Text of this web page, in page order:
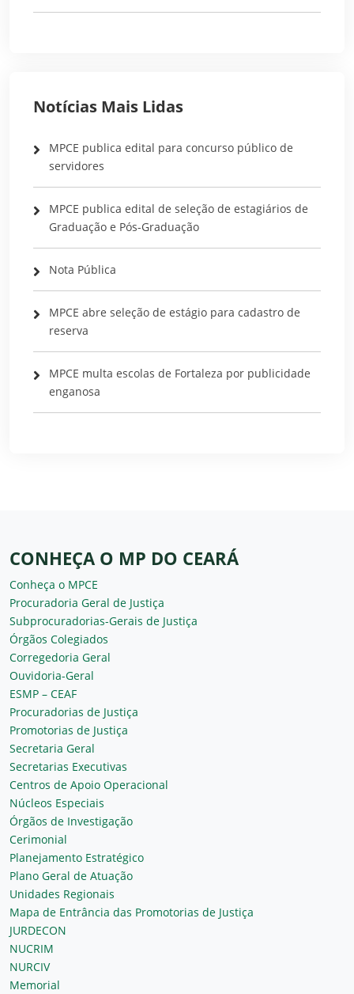
Notícias Mais Lidas
MPCE publica edital para concurso público de
servidores
MPCE publica edital de seleção de estagiários de
Graduação e Pós-Graduação
Nota Pública
MPCE abre seleção de estágio para cadastro de
reserva
MPCE multa escolas de Fortaleza por publicidade
enganosa
CONHEÇA O MP DO CEARÁ
Conheça o MPCE
Procuradoria Geral de Justiça
Subprocuradorias-Gerais de Justiça
Órgãos Colegiados
Corregedoria Geral
Ouvidoria-Geral
ESMP – CEAF
Procuradorias de Justiça
Promotorias de Justiça
Secretaria Geral
Secretarias Executivas
Centros de Apoio Operacional
Núcleos Especiais
Órgãos de Investigação
Cerimonial
Planejamento Estratégico
Plano Geral de Atuação
Unidades Regionais
Mapa de Entrância das Promotorias de Justiça
JURDECON
NUCRIM
NURCIV
Memorial